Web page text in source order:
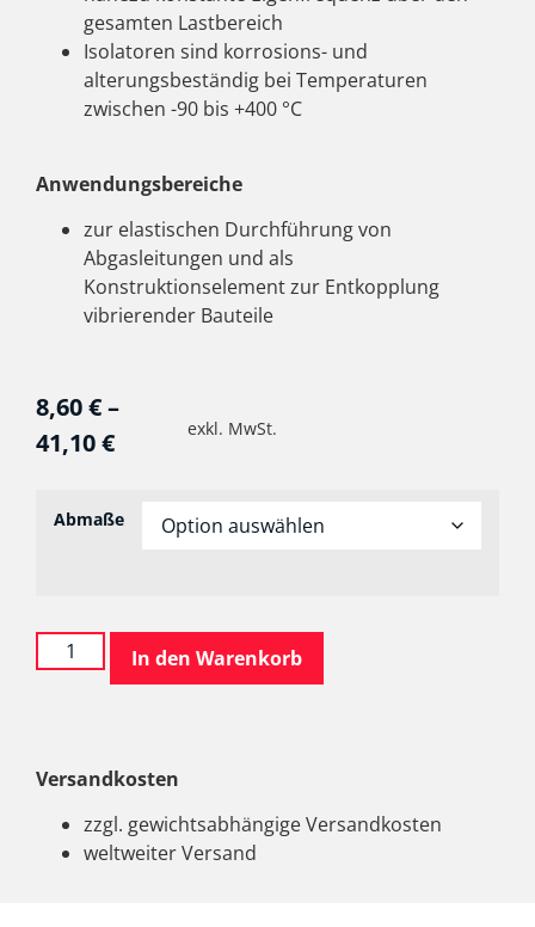
gesamten Lastbereich
Isolatoren sind korrosions- und
alterungsbeständig bei Temperaturen
zwischen -90 bis +400 °C
Anwendungsbereiche
zur elastischen Durchführung von
Abgasleitungen und als
Konstruktionselement zur Entkopplung
vibrierender Bauteile
8,60€–
41,10€ exkl. MwSt.
Abmaße
In den Warenkorb
Versandkosten
zzgl. gewichtsabhängige Versandkosten
weltweiter Versand